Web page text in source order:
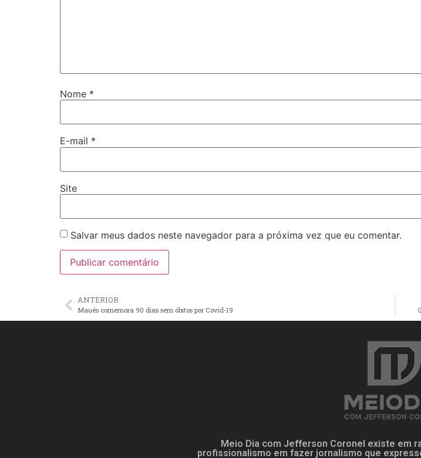
Nome *
E-mail *
Site
Salvar meus dados neste navegador para a próxima vez que eu comentar.
ANTERIOR
Maués comemora 90 dias sem óbitos por Covid-19
Meio Dia com Jefferson Coronel existe em
profissionalismo em fazer jornalismo que